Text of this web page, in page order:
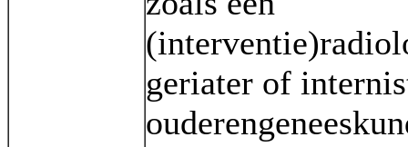
geriater of